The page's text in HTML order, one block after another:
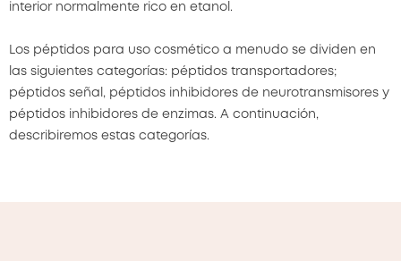
interior normalmente rico en etanol.
Los péptidos para uso cosmético a menudo se dividen en
las siguientes categorías: péptidos transportadores;
péptidos señal, péptidos inhibidores de neurotransmisores y
péptidos inhibidores de enzimas. A continuación,
describiremos estas categorías.